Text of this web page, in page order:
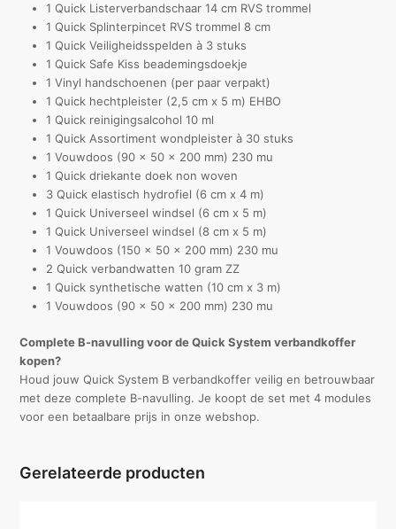
1 Quick Listerverbandschaar 14 cm RVS trommel
1 Quick Splinterpincet RVS trommel 8 cm
1 Quick Veiligheidsspelden à 3 stuks
1 Quick Safe Kiss beademingsdoekje
1 Vinyl handschoenen (per paar verpakt)
1 Quick hechtpleister (2,5 cm x 5 m) EHBO
1 Quick reinigingsalcohol 10 ml
1 Quick Assortiment wondpleister à 30 stuks
1 Vouwdoos (90 x 50 x 200 mm) 230 mu
1 Quick driekante doek non woven
3 Quick elastisch hydrofiel (6 cm x 4 m)
1 Quick Universeel windsel (6 cm x 5 m)
1 Quick Universeel windsel (8 cm x 5 m)
1 Vouwdoos (150 x 50 x 200 mm) 230 mu
2 Quick verbandwatten 10 gram ZZ
1 Quick synthetische watten (10 cm x 3 m)
1 Vouwdoos (90 x 50 x 200 mm) 230 mu
Complete B-navulling voor de Quick System verbandkoffer
kopen?
Houd jouw Quick System B verbandkoffer veilig en betrouwbaar
met deze complete B-navulling. Je koopt de set met 4 modules
voor een betaalbare prijs in onze webshop.
Gerelateerde producten